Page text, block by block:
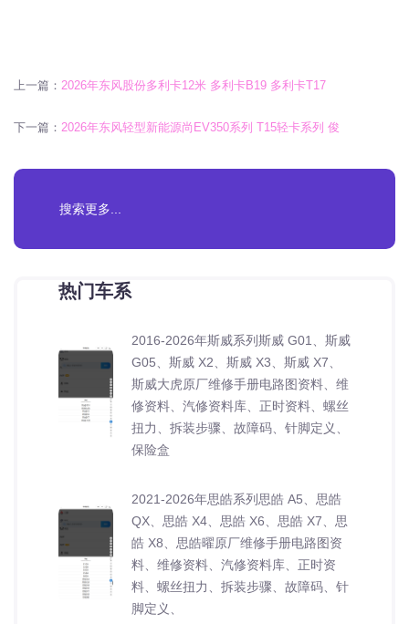
上一篇： 2026年东风股份多利卡12米 多利卡B19 多利卡T17
下一篇： 2026年东风轻型新能源尚EV350系列 T15轻卡系列 俊
热门车系
2016-2026年斯威系列斯威 G01、斯威
G05、斯威 X2、斯威 X3、斯威 X7、
斯威大虎原厂维修手册电路图资料、维
修资料、汽修资料库、正时资料、螺丝
扭力、拆装步骤、故障码、针脚定义、
保险盒
2021-2026年思皓系列思皓 A5、思皓
QX、思皓 X4、思皓 X6、思皓 X7、思
皓 X8、思皓曜原厂维修手册电路图资
料、维修资料、汽修资料库、正时资
料、螺丝扭力、拆装步骤、故障码、针
脚定义、